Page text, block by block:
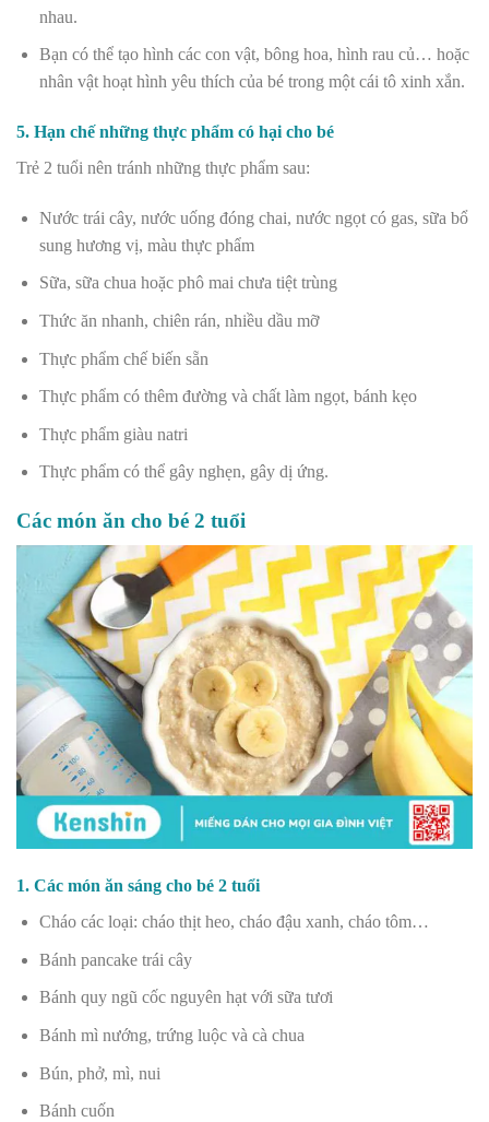
nhau.
Bạn có thể tạo hình các con vật, bông hoa, hình rau củ… hoặc
nhân vật hoạt hình yêu thích của bé trong một cái tô xinh xắn.
5. Hạn chế những thực phẩm có hại cho bé
Trẻ 2 tuổi nên tránh những thực phẩm sau:
Nước trái cây, nước uống đóng chai, nước ngọt có gas, sữa bổ
sung hương vị, màu thực phẩm
Sữa, sữa chua hoặc phô mai chưa tiệt trùng
Thức ăn nhanh, chiên rán, nhiều dầu mỡ
Thực phẩm chế biến sẵn
Thực phẩm có thêm đường và chất làm ngọt, bánh kẹo
Thực phẩm giàu natri
Thực phẩm có thể gây nghẹn, gây dị ứng.
Các món ăn cho bé 2 tuổi
1. Các món ăn sáng cho bé 2 tuổi
Cháo các loại: cháo thịt heo, cháo đậu xanh, cháo tôm…
Bánh pancake trái cây
Bánh quy ngũ cốc nguyên hạt với sữa tươi
Bánh mì nướng, trứng luộc và cà chua
Bún, phở, mì, nui
Bánh cuốn